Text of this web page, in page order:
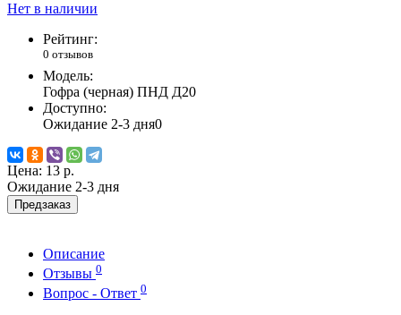
Нет в наличии
Рейтинг:
0 отзывов
Модель:
Гофра (черная) ПНД Д20
Доступно:
Ожидание 2-3 дня0
Цена: 13 р.
Ожидание 2-3 дня
Предзаказ
Описание
Отзывы 0
Вопрос - Ответ 0